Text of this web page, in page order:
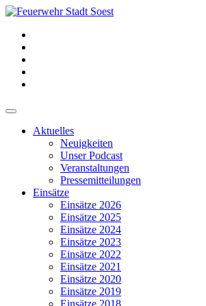
Aktuelles
Neuigkeiten
Unser Podcast
Veranstaltungen
Pressemitteilungen
Einsätze
Einsätze 2026
Einsätze 2025
Einsätze 2024
Einsätze 2023
Einsätze 2022
Einsätze 2021
Einsätze 2020
Einsätze 2019
Einsätze 2018